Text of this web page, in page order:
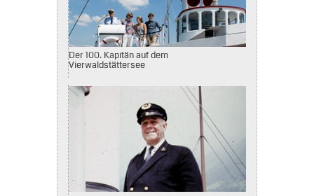
Der 100. Kapitän auf dem
Vierwaldstättersee